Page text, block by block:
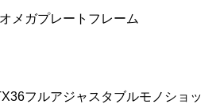
メガプレートフレーム
フルアジャスタブルモノショッ